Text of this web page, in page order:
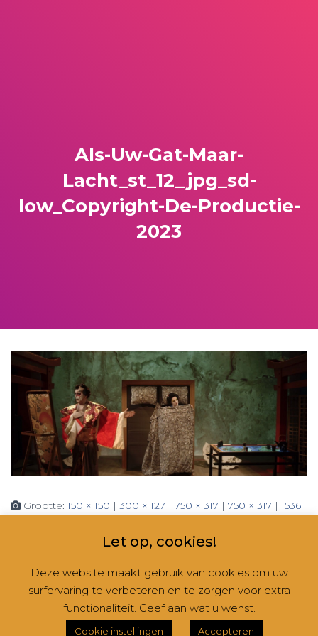
Als-Uw-Gat-Maar-
Lacht_st_12_jpg_sd-
low_Copyright-De-Productie-
2023
Grootte:150 × 150 | 300 × 127 | 750 × 317 | 750 × 317 | 1536
CONTACT NIEUWSBRIEVEN RUBRIEKEN
Hestia | Ontwikkeld doorThemeIsle
Let op, cookies!
Deze website maakt gebruik van cookies om uw
surfervaring te verbeteren en te zorgen voor extra
functionaliteit. Geef aan wat u wenst.
Cookie instellingen Accepteren